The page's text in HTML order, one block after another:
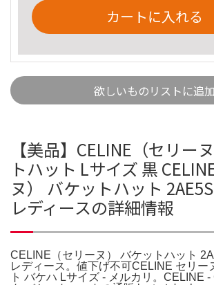
カートに入れる
欲しいものリストに追加
【美品】CELINE（セリー
トハット Lサイズ 黒
ヌ） バケットハット
レディースの詳細情報
CELINE（セリーヌ） バケットハット
レディース。値下げ不可CELINE セリー
ト バケハ Lサイズ - メルカリ。CELINE